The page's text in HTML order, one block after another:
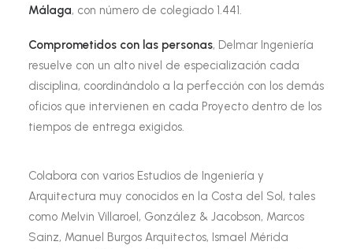
Málaga, con número de colegiado 1.441.
Comprometidos con las personas, Delmar Ingeniería
resuelve con un alto nivel de especialización cada
disciplina, coordinándolo a la perfección con los demás
oficios que intervienen en cada Proyecto dentro de los
tiempos de entrega exigidos.
Colabora con varios Estudios de Ingeniería y
Arquitectura muy conocidos en la Costa del Sol, tales
como Melvin Villaroel, González & Jacobson, Marcos
Sainz, Manuel Burgos Arquitectos, Ismael Mérida